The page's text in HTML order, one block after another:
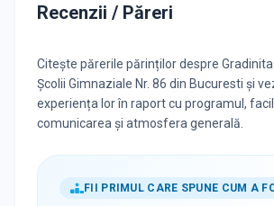
Recenzii / Păreri
Citește părerile părinților despre Gradinita
Școlii Gimnaziale Nr. 86 din Bucuresti și
experiența lor în raport cu programul,
comunicarea și atmosfera generală.
FII PRIMUL CARE SPUNE CUM A